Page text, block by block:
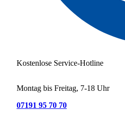
Kostenlose Service-Hotline
Montag bis Freitag, 7-18 Uhr
07191 95 70 70